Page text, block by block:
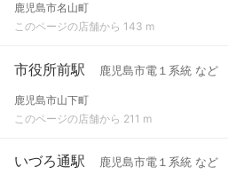
鹿児島市名山町
このページの店舗から 143 m
市役所前駅 鹿児島市電１系統 など
鹿児島市山下町
このページの店舗から 211 m
いづろ通駅 鹿児島市電１系統 など